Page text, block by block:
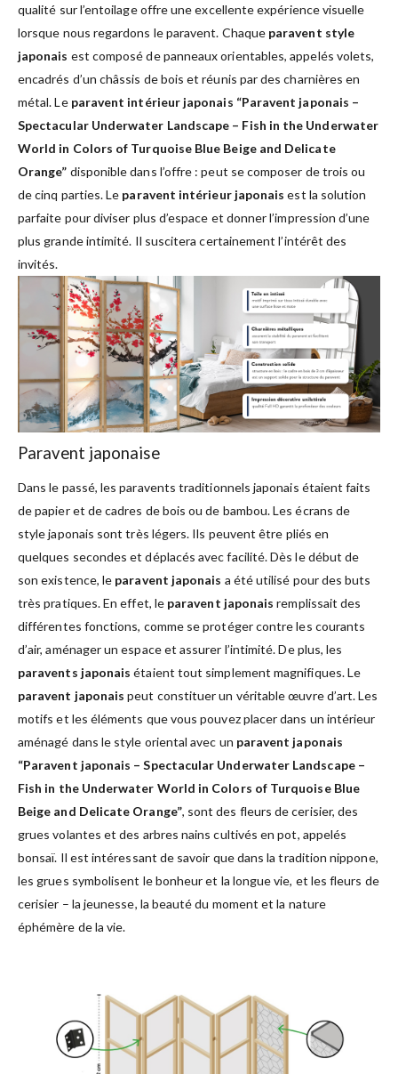
qualité sur l’entoilage offre une excellente expérience visuelle
lorsque nous regardons le paravent. Chaque paravent style
japonais est composé de panneaux orientables, appelés volets,
encadrés d’un châssis de bois et réunis par des charnières en
métal. Le paravent intérieur japonais “Paravent japonais –
Spectacular Underwater Landscape – Fish in the Underwater
World in Colors of Turquoise Blue Beige and Delicate
Orange” disponible dans l’offre : peut se composer de trois ou
de cinq parties. Le paravent intérieur japonais est la solution
parfaite pour diviser plus d’espace et donner l’impression d’une
plus grande intimité. Il suscitera certainement l’intérêt des
invités.
Paravent japonaise
Dans le passé, les paravents traditionnels japonais étaient faits
de papier et de cadres de bois ou de bambou. Les écrans de
style japonais sont très légers. Ils peuvent être pliés en
quelques secondes et déplacés avec facilité. Dès le début de
son existence, le paravent japonais a été utilisé pour des buts
très pratiques. En effet, le paravent japonais remplissait des
différentes fonctions, comme se protéger contre les courants
d’air, aménager un espace et assurer l’intimité. De plus, les
paravents japonais étaient tout simplement magnifiques. Le
paravent japonais peut constituer un véritable œuvre d’art. Les
motifs et les éléments que vous pouvez placer dans un intérieur
aménagé dans le style oriental avec un paravent japonais
“Paravent japonais – Spectacular Underwater Landscape –
Fish in the Underwater World in Colors of Turquoise Blue
Beige and Delicate Orange”, sont des fleurs de cerisier, des
grues volantes et des arbres nains cultivés en pot, appelés
bonsaï. Il est intéressant de savoir que dans la tradition nippone,
les grues symbolisent le bonheur et la longue vie, et les fleurs de
cerisier – la jeunesse, la beauté du moment et la nature
éphémère de la vie.